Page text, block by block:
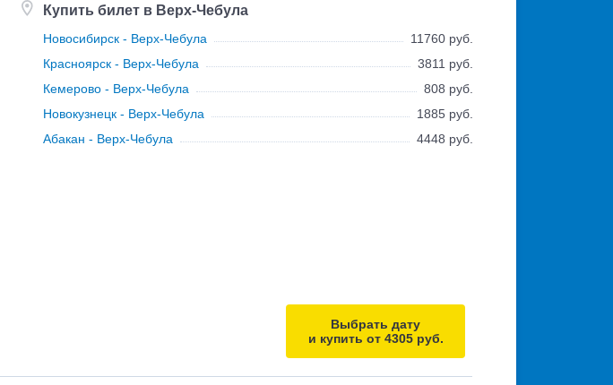
Купить билет в Верх-Чебула
Новосибирск - Верх-Чебула
11760 руб.
Красноярск - Верх-Чебула
3811 руб.
Кемерово - Верх-Чебула
808 руб.
Новокузнецк - Верх-Чебула
1885 руб.
Абакан - Верх-Чебула
4448 руб.
Выбрать дату
и купить от 4305 руб.